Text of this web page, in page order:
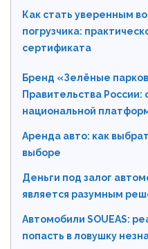
Как стать уверенным
погрузчика:
сертификата
Бренд «Зелёные
Правительства
национальной
Аренда авто: как
выборе
Деньги под залог
является разумным
Автомобили SOUEAS:
попасть в ловушку